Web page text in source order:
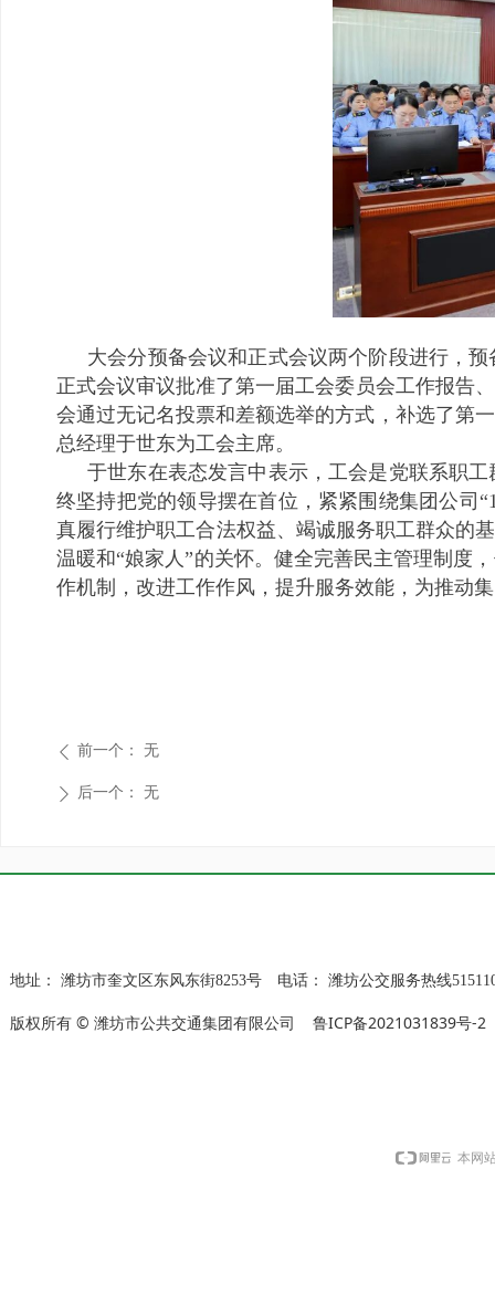
大会分预备会议和正式会议两个阶段进行，
正式会议审议批准了第一届工会委员会工作报告
会通过无记名投票和差额选举的方式，补选了第
总经理于世东为工会主席。
于世东在表态发言中表示，工会是党联系职
终坚持把党的领导摆在首位，紧紧围绕集团公司
真履行维护职工合法权益、竭诚服务职工群众的
温暖和“娘家人”的关怀。健全完善民主管理制度
作机制，改进工作作风，提升服务效能，为推动
ꄴ 前一个： 无
ꄲ 后一个： 无
地址： 潍坊市奎文区东风东街8253号 电话： 潍坊公交服务热线
版权所有 © 潍坊市公共交通集团有限公司 鲁ICP备2021031839号-2
本网